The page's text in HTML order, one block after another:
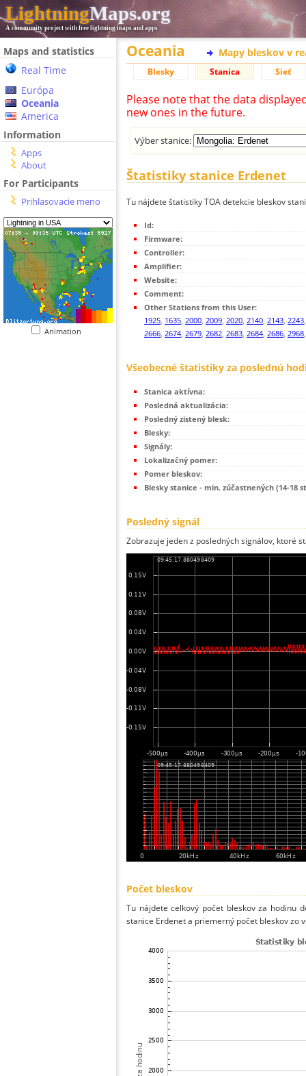
LightningMaps.org
A community project with free lightning maps and apps
Maps and statistics
Real Time
Európa
Oceania
America
Information
Apps
About
For Participants
Prihlasovacie meno
Animation
Oceania Mapy bleskov v
Blesky Stanica Sieť
Please note that the data
new ones in the future.
Výber stanice:
Štatistiky stanice Erdenet
Tu nájdete štatistiky TOA detekcie bleskov
Id:
Firmware:
Controller:
Amplifier:
Website:
Comment:
Other Stations from this User:
1925, 1635, 2000, 2009, 2020, 2140, 2143, 2243
2666, 2674, 2679, 2682, 2683, 2684, 2686, 2968
Všeobecné štatistiky za poslednú
Stanica aktívna:
Posledná aktualizácia:
Posledný zistený blesk:
Blesky:
Signály:
Lokalizačný pomer:
Pomer bleskov:
Blesky stanice - min. zúčastnených (14-18
Posledný signál
Zobrazuje jeden z posledných signálov, ktoré
Počet bleskov
Tu nájdete celkový počet bleskov za hodinu
stanice Erdenet a priemerný počet bleskov zo